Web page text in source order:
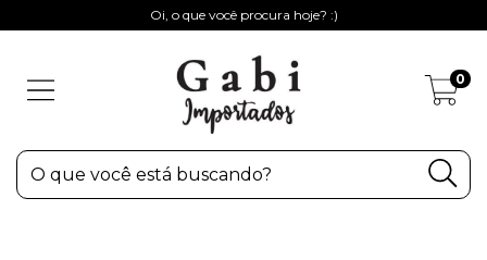
Oi, o que você procura hoje? :)
0